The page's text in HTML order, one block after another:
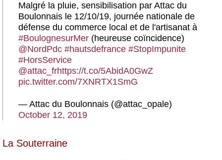
Malgré la pluie, sensibilisation par Attac du
Boulonnais le 12/10/19, journée nationale de
défense du commerce local et de l'artisanat à
#BoulognesurMer (heureuse coïncidence)
@NordPdc #hautsdefrance #StopImpunite
#HorsService
@attac_frhttps://t.co/5AbidA0GwZ
pic.twitter.com/7XNRTX1SmG
— Attac du Boulonnais (@attac_opale)
October 12, 2019
La Souterraine